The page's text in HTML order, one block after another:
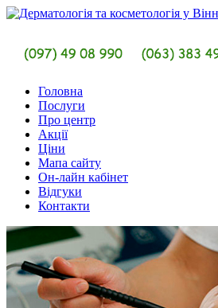
Головна
Послуги
Про центр
Акції
Ціни
Мапа сайту
Он-лайн кабінет
Відгуки
Контакти